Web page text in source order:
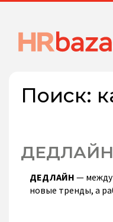
Поиск:
ДЕДЛАЙН
ДЕДЛАЙН —
новые тренды, а